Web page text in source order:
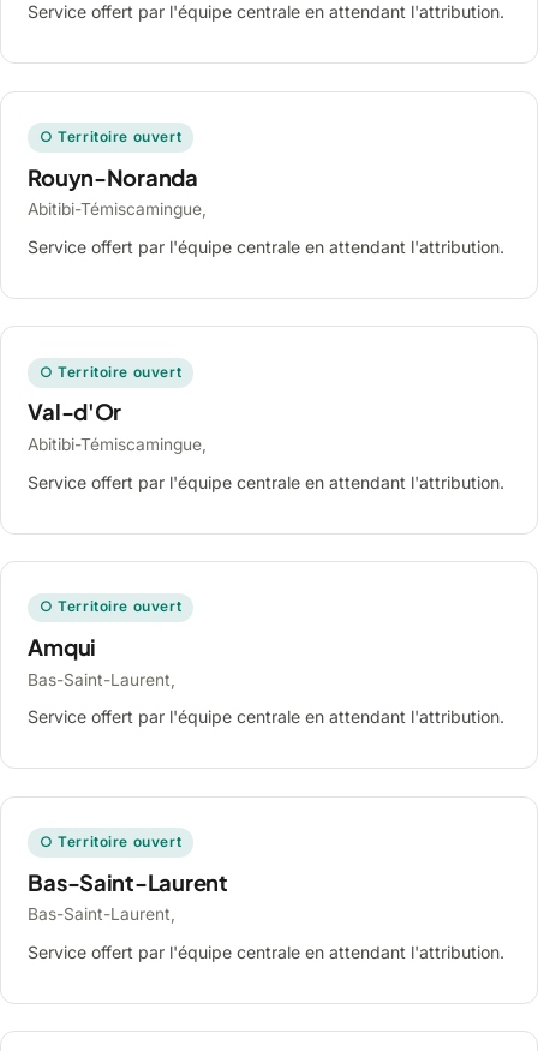
Service offert par l'équipe centrale en attendant l'attribution.
○ Territoire ouvert
Rouyn-Noranda
Abitibi-Témiscamingue,
Service offert par l'équipe centrale en attendant l'attribution.
○ Territoire ouvert
Val-d'Or
Abitibi-Témiscamingue,
Service offert par l'équipe centrale en attendant l'attribution.
○ Territoire ouvert
Amqui
Bas-Saint-Laurent,
Service offert par l'équipe centrale en attendant l'attribution.
○ Territoire ouvert
Bas-Saint-Laurent
Bas-Saint-Laurent,
Service offert par l'équipe centrale en attendant l'attribution.